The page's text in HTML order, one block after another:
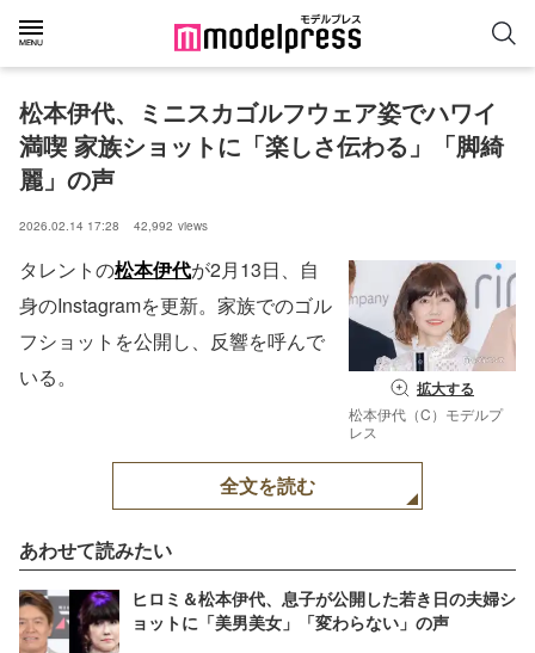
松本伊代、ミニスカゴルフウェア姿でハワイ
満喫 家族ショットに「楽しさ伝わる」「脚綺
麗」の声
2026.02.14 17:28 42,992 views
拡大する
松本伊代（C）モデルプ
レス
タレントの松本伊代が2月13日、自
身のInstagramを更新。家族でのゴル
フショットを公開し、反響を呼んで
いる。
全文を読む
あわせて読みたい
ヒロミ＆松本伊代、息子が公開した若き日の夫婦シ
ョットに「美男美女」「変わらない」の声